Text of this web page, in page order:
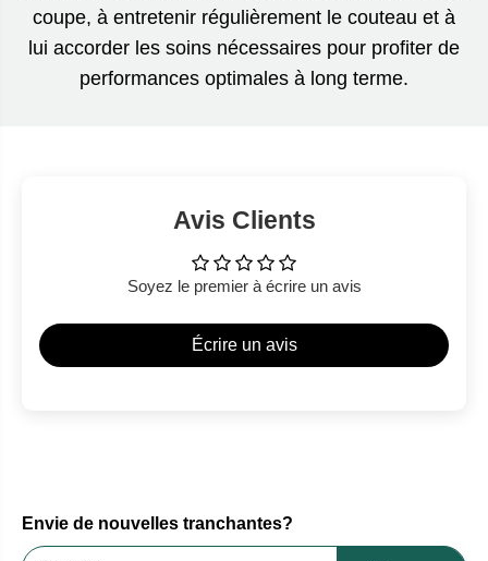
coupe, à entretenir régulièrement le couteau et à
lui accorder les soins nécessaires pour profiter de
performances optimales à long terme.
Avis Clients
Soyez le premier à écrire un avis
Écrire un avis
Envie de nouvelles tranchantes?